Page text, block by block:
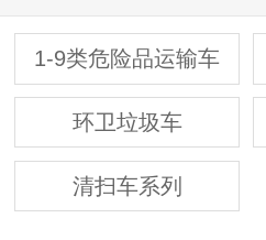
1-9类危险品运输车
环卫垃圾车
清扫车系列